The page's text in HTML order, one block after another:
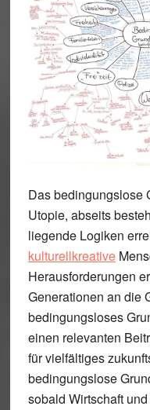
Das bedingungslose
Utopie, abseits
liegende Logiken
kulturellkreative
Herausforderungen
Generationen an die
bedingungsloses
einen relevanten
für vielfältiges
bedingungslose
sobald Wirtschaft